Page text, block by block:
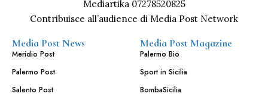
Mediartika 07278520825
Contribuisce all’audience di Media Post Network
Media Post News
Meridio Post
Palermo Post
Salento Post
Media Post Magazine
Palermo Bio
Sport in Sicilia
BombaSicilia